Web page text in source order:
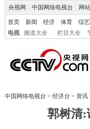
央视网 中国网络电视台 网
首页 新闻 经济 体育 综艺
电视
频道大全 栏目大全
中国网络电视台 > 经济台 > 资讯
郭树清: